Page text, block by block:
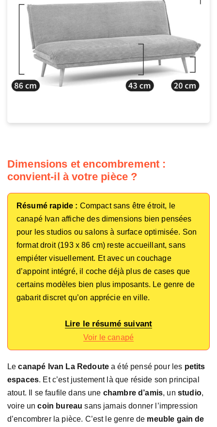
Dimensions et encombrement :
convient-il à votre pièce ?
Résumé rapide : Compact sans être étroit, le
canapé Ivan affiche des dimensions bien pensées
pour les studios ou salons à surface optimisée. Son
format droit (193 x 86 cm) reste accueillant, sans
empiéter visuellement. Et avec un couchage
d’appoint intégré, il coche déjà plus de cases que
certains modèles bien plus imposants. Le genre de
gabarit discret qu’on apprécie en ville.
Lire le résumé suivant
Voir le canapé
Lecanapé Ivan La Redoute a été pensé pour les petits
espaces. Et c’est justement là que réside son principal
atout. Il se faufile dans une chambre d’amis, un studio,
voire uncoin bureau sans jamais donner l’impression
d’encombrer la pièce. C’est le genre de meuble gain de